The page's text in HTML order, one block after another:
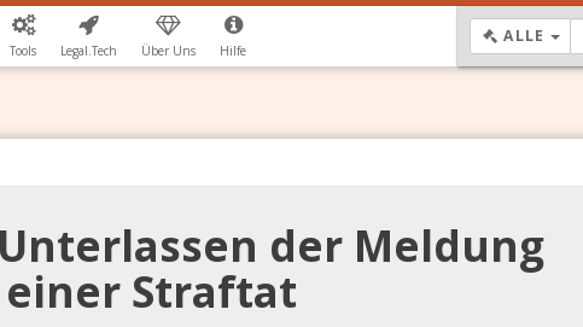
Tools Legal.Tech Über Uns Hilfe
ALLE
Unterlassen der Meldung
einer Straftat